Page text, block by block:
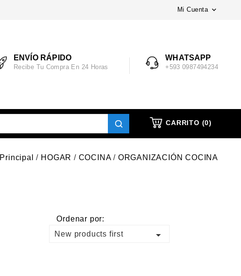
Mi Cuenta 
ENVÍO RÁPIDO
Recibe Tu Compra En 24 Horas
WHATSAPP
+593 0987494234
CARRITO (0)
Principal HOGAR COCINA ORGANIZACIÓN COCINA
Ordenar por:
New products first
